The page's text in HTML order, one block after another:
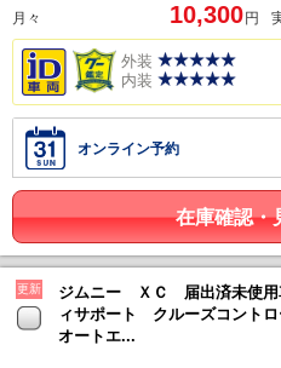
月々
10,300 円
外装
内装
オンライン予約
在庫確認・
更新
ジムニー ＸＣ 届出済未使
ィサポート クルーズコント
オートエ...